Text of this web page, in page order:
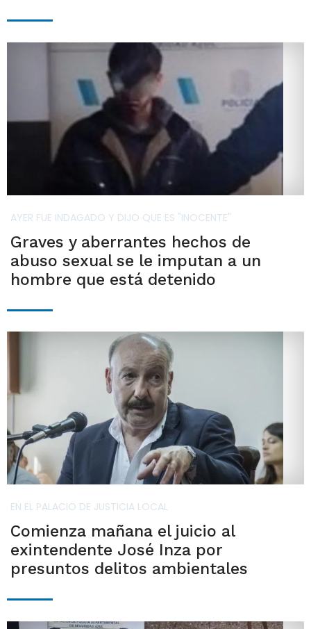
AYER FUE INDAGADO Y DIJO QUE ES "INOCENTE"
Graves y aberrantes hechos de
abuso sexual se le imputan a un
hombre que está detenido
EN EL PALACIO DE JUSTICIA LOCAL
Comienza mañana el juicio al
exintendente José Inza por
presuntos delitos ambientales